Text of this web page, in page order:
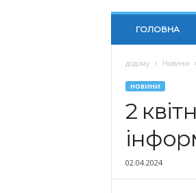
ГОЛОВНА
додому Новини
НОВИНИ
2
02.04.2024